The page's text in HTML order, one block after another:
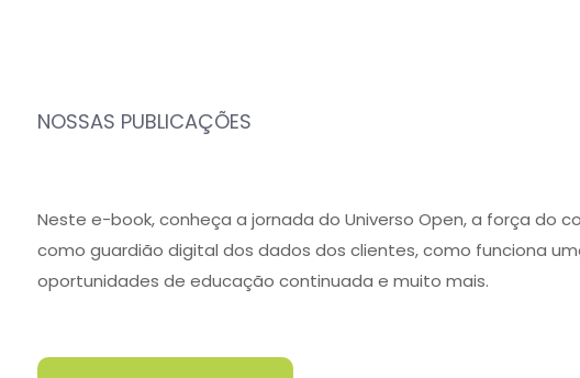
NOSSAS PUBLICAÇÕES
Neste e-book, conheça a jornada do Universo Open, a força do
como guardião digital dos dados dos clientes, como funciona
oportunidades de educação continuada e muito mais.